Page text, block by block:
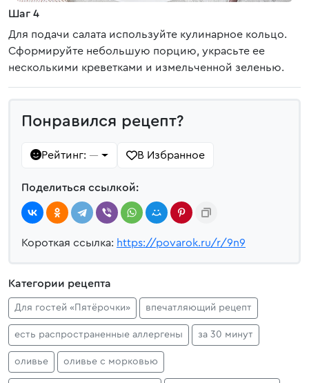
Шаг 4
Для подачи салата используйте кулинарное кольцо.
Сформируйте небольшую порцию, украсьте ее
несколькими креветками и измельченной зеленью.
Понравился рецепт?
Рейтинг: — В Избранное
Поделиться ссылкой:
Короткая ссылка: https://povarok.ru/r/9n9
Категории рецепта
Для гостей «Пятёрочки» впечатляющий рецепт
есть распространенные аллергены за 30 минут
оливье оливье с морковью